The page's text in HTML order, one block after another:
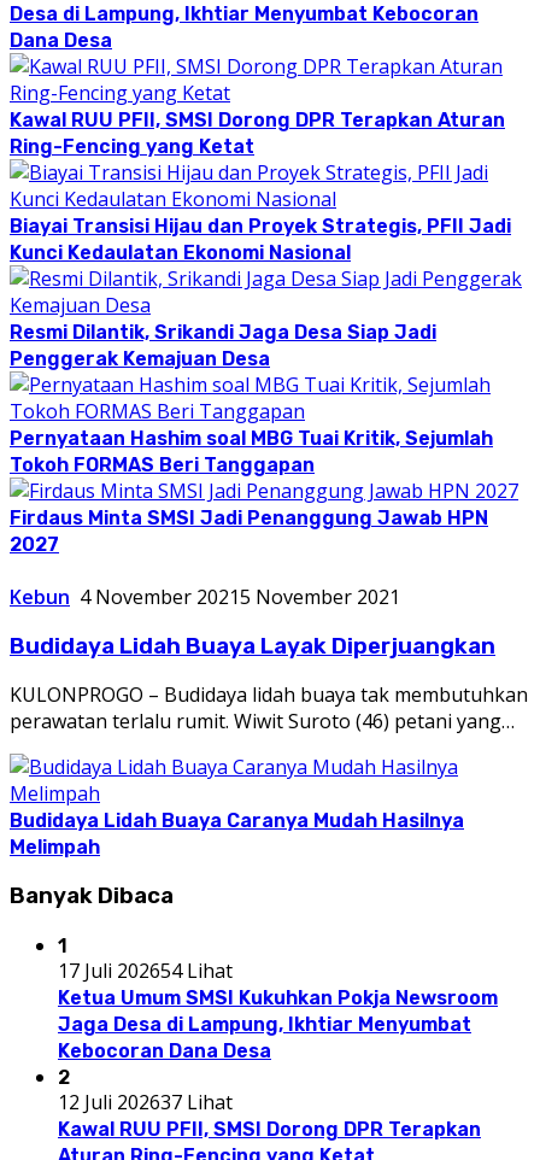
Desa di Lampung, Ikhtiar Menyumbat Kebocoran
Dana Desa
Kawal RUU PFII, SMSI Dorong DPR Terapkan Aturan
Ring-Fencing yang Ketat
Biayai Transisi Hijau dan Proyek Strategis, PFII Jadi
Kunci Kedaulatan Ekonomi Nasional
Resmi Dilantik, Srikandi Jaga Desa Siap Jadi
Penggerak Kemajuan Desa
Pernyataan Hashim soal MBG Tuai Kritik, Sejumlah
Tokoh FORMAS Beri Tanggapan
Firdaus Minta SMSI Jadi Penanggung Jawab HPN
2027
Kebun 4 November 20215 November 2021
Budidaya Lidah Buaya Layak Diperjuangkan
KULONPROGO – Budidaya lidah buaya tak membutuhkan
perawatan terlalu rumit. Wiwit Suroto (46) petani yang…
Budidaya Lidah Buaya Caranya Mudah Hasilnya
Melimpah
Banyak Dibaca
1
17 Juli 202654 Lihat
Ketua Umum SMSI Kukuhkan Pokja Newsroom
Jaga Desa di Lampung, Ikhtiar Menyumbat
Kebocoran Dana Desa
2
12 Juli 202637 Lihat
Kawal RUU PFII, SMSI Dorong DPR Terapkan